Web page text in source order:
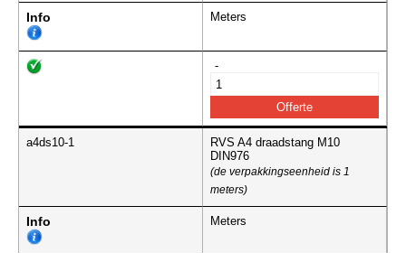
Info Meters
-
a4ds10-1
RVS A4 draadstang M10
DIN976
(de verpakkingseenheid is 1
meters)
Info Meters